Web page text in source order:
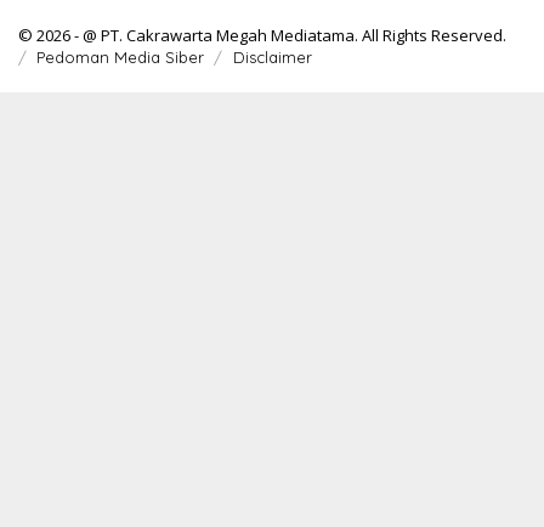
© 2026 - @ PT. Cakrawarta Megah Mediatama. All Rights Reserved.
Pedoman Media Siber Disclaimer